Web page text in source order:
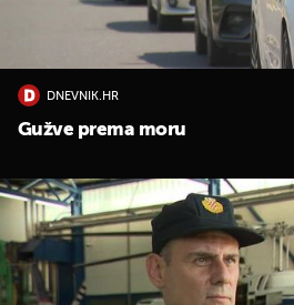
DNEVNIK.HR
Gužve prema moru